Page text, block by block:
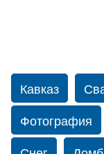
Кавказ
Фотография